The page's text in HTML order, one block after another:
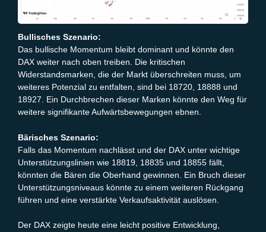
Bullisches Szenario:
Das bullische Momentum bleibt dominant und könnte den
DAX weiter nach oben treiben. Die kritischen
Widerstandsmarken, die der Markt überschreiten muss, um
weiteres Potenzial zu entfalten, sind bei 18720, 18888 und
18927. Ein Durchbrechen dieser Marken könnte den Weg für
weitere signifikante Aufwärtsbewegungen ebnen.
Bärisches Szenario:
Falls das Momentum nachlässt und der DAX unter wichtige
Unterstützungslinien wie 18819, 18835 und 18855 fällt,
könnten die Bären die Oberhand gewinnen. Ein Bruch dieser
Unterstützungsniveaus könnte zu einem weiteren Rückgang
führen und eine verstärkte Verkaufsaktivität auslösen.
Der DAX zeigte heute eine leicht positive Entwicklung,